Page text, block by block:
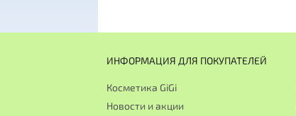
ИНФОРМАЦИЯ ДЛЯ ПОКУПАТЕЛЕЙ
Косметика GiGi
Новости и акции